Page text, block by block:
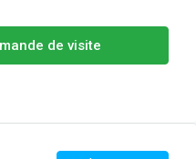
de visite